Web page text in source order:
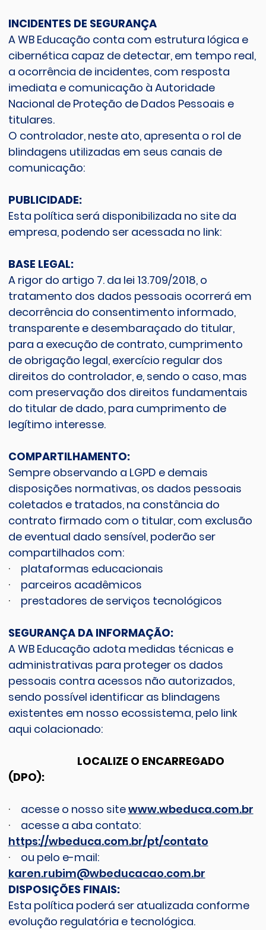
INCIDENTES DE SEGURANÇA
A WB Educação conta com estrutura lógica e
cibernética capaz de detectar, em tempo real,
a ocorrência de incidentes, com resposta
imediata e comunicação à Autoridade
Nacional de Proteção de Dados Pessoais e
titulares.
O controlador, neste ato, apresenta o rol de
blindagens utilizadas em seus canais de
comunicação:
PUBLICIDADE:
Esta política será disponibilizada no site da
empresa, podendo ser acessada no link:
BASE LEGAL:
A rigor do artigo 7. da lei 13.709/2018, o
tratamento dos dados pessoais ocorrerá em
decorrência do consentimento informado,
transparente e desembaraçado do titular,
para a execução de contrato, cumprimento
de obrigação legal, exercício regular dos
direitos do controlador, e, sendo o caso, mas
com preservação dos direitos fundamentais
do titular de dado, para cumprimento de
legítimo interesse.
COMPARTILHAMENTO:
Sempre observando a LGPD e demais
disposições normativas, os dados pessoais
coletados e tratados, na constância do
contrato firmado com o titular, com exclusão
de eventual dado sensível, poderão ser
compartilhados com:
·
plataformas educacionais
·
parceiros acadêmicos
·
prestadores de serviços tecnológicos
SEGURANÇA DA INFORMAÇÃO:
A WB Educação adota medidas técnicas e
administrativas para proteger os dados
pessoais contra acessos não autorizados,
sendo possível identificar as blindagens
existentes em nosso ecossistema, pelo link
aqui colacionado:
LOCALIZE O ENCARREGADO
(DPO):
· acesse o nosso sitewww.wbeduca.com.br
·
acesse a aba contato:
https://wbeduca.com.br/pt/contato
·
ou pelo e-mail:
karen.rubim@wbeducacao.com.br
DISPOSIÇÕES FINAIS:
Esta política poderá ser atualizada conforme
evolução regulatória e tecnológica.